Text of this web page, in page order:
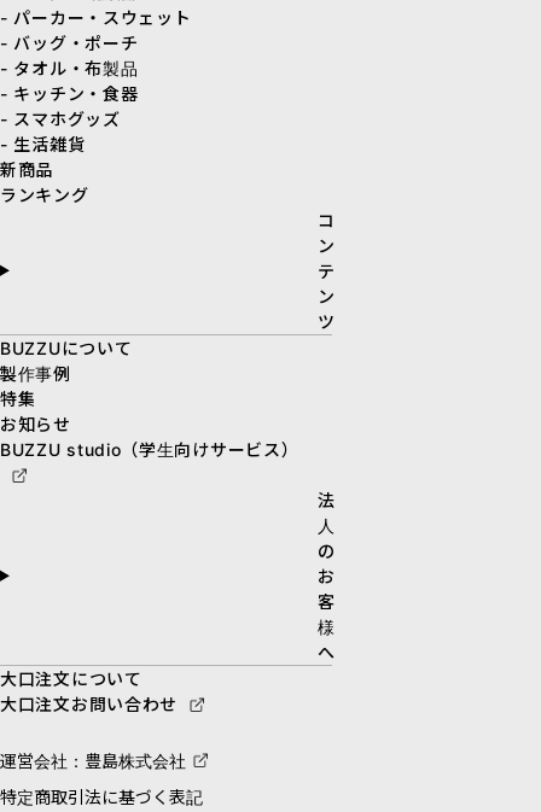
- パーカー・スウェット
- バッグ・ポーチ
- タオル・布製品
- キッチン・食器
- スマホグッズ
- 生活雑貨
新商品
ランキング
コ
ン
テ
ン
ツ
BUZZUについて
製作事例
特集
お知らせ
BUZZU studio（学生向けサービス）
法
人
の
お
客
様
へ
大口注文について
大口注文お問い合わせ
運営会社：豊島株式会社
特定商取引法に基づく表記